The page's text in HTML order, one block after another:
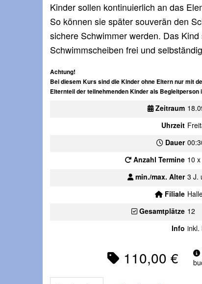
Kinder sollen kontinuierlich an das
So können sie später souverän den
sichere Schwimmer werden. Das
Schwimmscheiben frei und
Achtung!
Bei diesem Kurs sind die Kinder ohne Eltern nur mit
Elternteil der teilnehmenden Kinder als Begleitperson
Zeitraum
Uhrzeit
Dauer
Anzahl Termine 10 x
min./max. Alter 3 J.
Filiale
Gesamtplätze 12
Info inkl.
110,00 €